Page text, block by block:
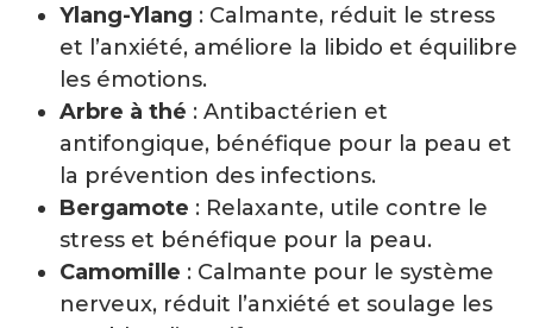
Ylang-Ylang : Calmante, réduit le stress
et l’anxiété, améliore la libido et équilibre
les émotions.
Arbre à thé : Antibactérien et
antifongique, bénéfique pour la peau et
la prévention des infections.
Bergamote : Relaxante, utile contre le
stress et bénéfique pour la peau.
Camomille : Calmante pour le système
nerveux, réduit l’anxiété et soulage les